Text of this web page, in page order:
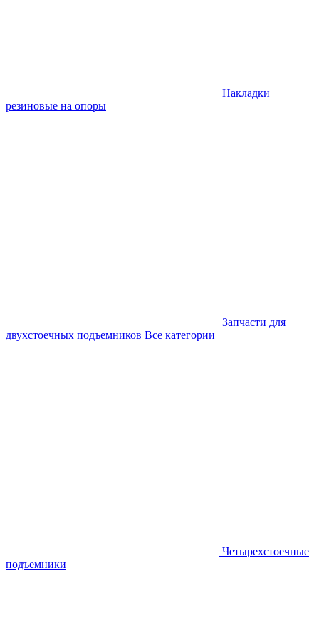
Накладки
резиновые на опоры
Запчасти для
двухстоечных подъемников Все категории
Четырехстоечные
подъемники